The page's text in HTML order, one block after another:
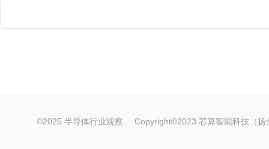
©2025 半导体行业观察 Copyright©2023 芯算智能科技（